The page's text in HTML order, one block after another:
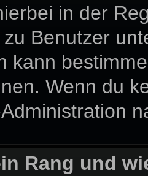
in der
Benutzer
kann
Wenn du
Rang und